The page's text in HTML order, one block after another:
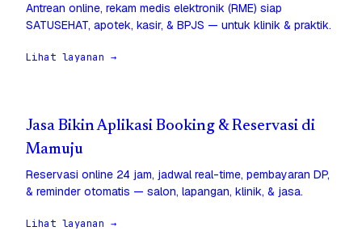
Antrean online, rekam medis elektronik (RME) siap
SATUSEHAT, apotek, kasir, & BPJS — untuk klinik & praktik.
Lihat layanan →
Jasa Bikin Aplikasi Booking & Reservasi di
Mamuju
Reservasi online 24 jam, jadwal real-time, pembayaran DP,
& reminder otomatis — salon, lapangan, klinik, & jasa.
Lihat layanan →